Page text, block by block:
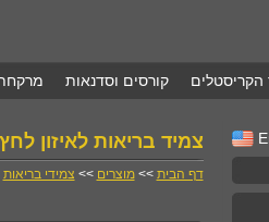
הקריסטלים קורסים וסדנאות
צמיד בריאות לאיזון
דף הבית >>מוצרים >> צמידי בריאות